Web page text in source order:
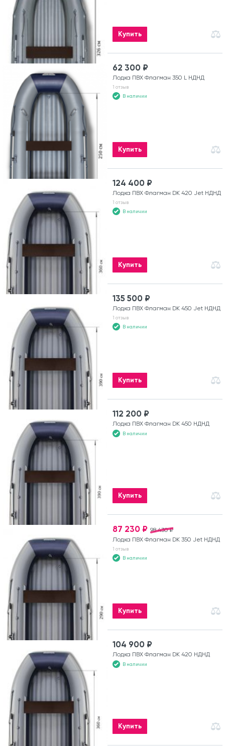
Купить
62 300 ₽
Лодка ПВХ Флагман 350 L НДНД
1 отзыв
В наличии
Купить
124 400 ₽
Лодка ПВХ Флагман DK 420 Jet НДНД
1 отзыв
В наличии
Купить
135 500 ₽
Лодка ПВХ Флагман DK 450 Jet НДНД
1 отзыв
В наличии
Купить
112 200 ₽
Лодка ПВХ Флагман DK 450 НДНД
В наличии
Купить
98 430 ₽
87 230 ₽
Лодка ПВХ Флагман DK 350 Jet НДНД
1 отзыв
В наличии
Купить
104 900 ₽
Лодка ПВХ Флагман DK 420 НДНД
В наличии
Купить